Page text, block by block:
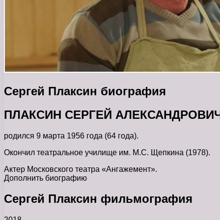
Сергей Плаксин биография
ПЛАКСИН СЕРГЕЙ
родился 9 марта 1956 года (64 года).
Окончил театральное училище им. М.С. Щепкина (1978).
Актер Московского театра «Ангажемент».
Дополнить биографию
Сергей Плаксин фильмография